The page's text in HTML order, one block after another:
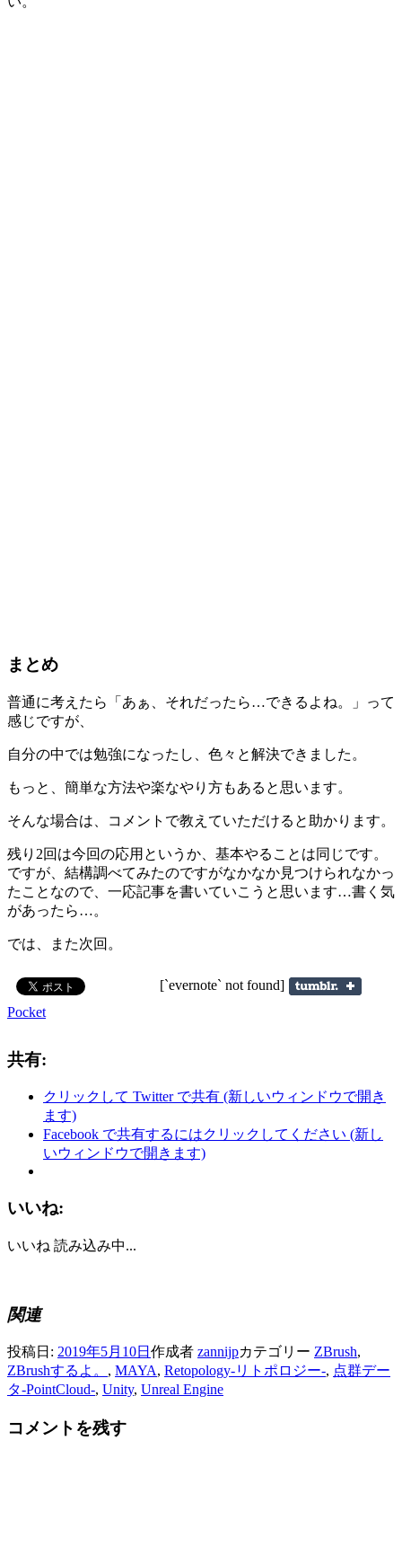
まとめ
普通に考えたら「あぁ、それだったら…できるよね。」って
感じですが、
自分の中では勉強になったし、色々と解決できました。
もっと、簡単な方法や楽なやり方もあると思います。
そんな場合は、コメントで教えていただけると助かります。
残り2回は今回の応用というか、基本やることは同じです。
ですが、結構調べてみたのですがなかなか見つけられなかっ
たことなので、一応記事を書いていこうと思います…書く気
があったら…。
では、また次回。
[`evernote` not found]
Pocket
共有:
クリックして Twitter で共有 (新しいウィンドウで開き
ます)
Facebook で共有するにはクリックしてください (新し
いウィンドウで開きます)
いいね:
いいね 読み込み中...
関連
投稿日: 2019年5月10日 作成者 zannijpカテゴリー ZBrush,
ZBrushするよ。 , MAYA, Retopology-リトポロジー-, 点群デー
タ-PointCloud-, Unity, Unreal Engine
コメントを残す